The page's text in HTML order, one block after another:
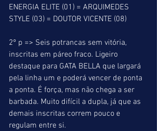
ENERGIA ELITE (01) = ARQUIMEDES
STYLE (03) = DOUTOR VICENTE (08)
2º p => Seis potrancas sem vitória,
inscritas em páreo fraco. Ligeiro
destaque para GATA BELLA que largará
pela linha um e poderá vencer de ponta
a ponta. É força, mas não chega a ser
barbada. Muito difícil a dupla, já que as
demais inscritas correm pouco e
regulam entre si.